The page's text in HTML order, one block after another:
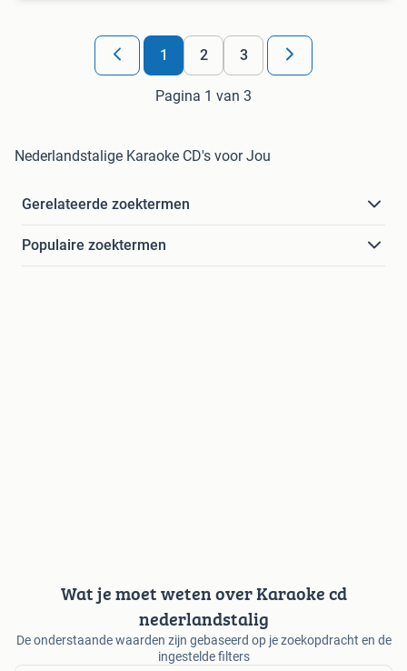
1 2 3
Pagina 1 van 3
Nederlandstalige Karaoke CD's voor Jou
Gerelateerde zoektermen
Populaire zoektermen
Wat je moet weten over Karaoke cd
nederlandstalig
De onderstaande waarden zijn gebaseerd op je zoekopdracht en de
ingestelde filters